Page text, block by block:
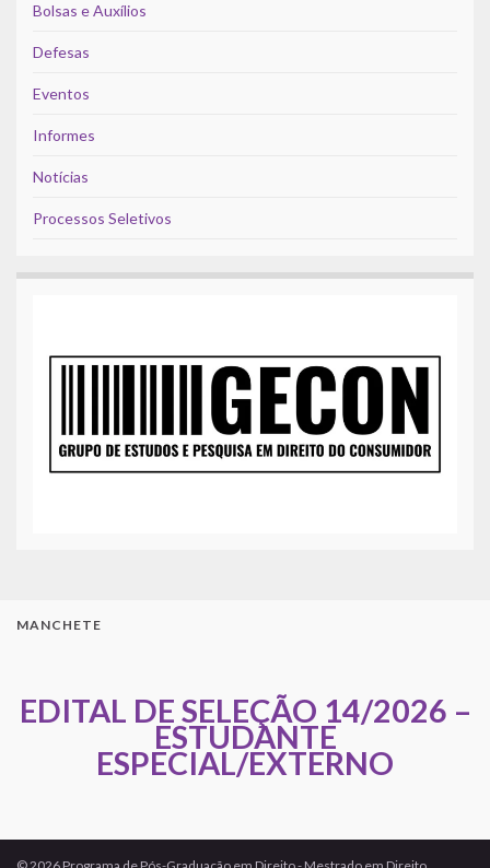
Bolsas e Auxílios
Defesas
Eventos
Informes
Notícias
Processos Seletivos
MANCHETE
EDITAL DE SELEÇÃO 14/2026 –
ESTUDANTE
ESPECIAL/EXTERNO